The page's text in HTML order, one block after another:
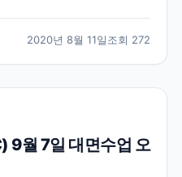
에서 먼저 수강하는 것으
계십니다. 온라인 수업은
2020년 8월 11일조회 272
9월 7일 대면수업 오